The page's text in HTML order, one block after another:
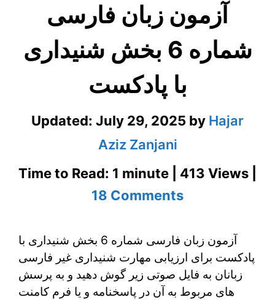
آزمون زبان فارسی
شماره 6 بخش شنیداری
با پادکست
Updated: July 29, 2025 by Hajar
Aziz Zanjani
Time to Read: 1 minute | 413 Views |
18 Commentson
زبان
فارسی
شماره
آزمون زبان فارسی شماره 6 بخش شنیداری با
پادکست برای ارزیابی مهارت شنیداری غیر فارسی
زبانان به فایل صوتی زیر گوش دهید و به پرسش
های مربوط به آن در پاسخنامه و یا فرم کامنت